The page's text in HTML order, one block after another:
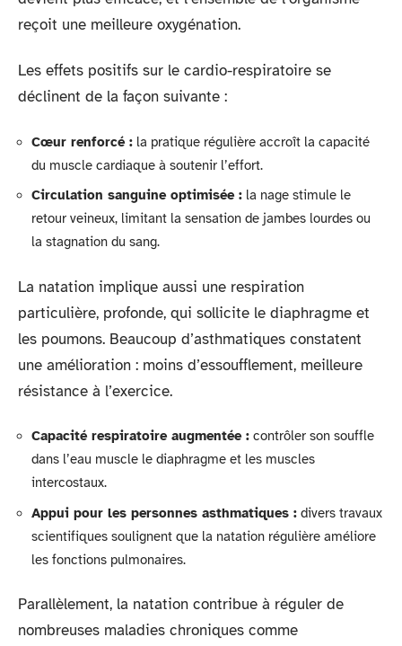
reçoit une meilleure oxygénation.
Les effets positifs sur le cardio-respiratoire se
déclinent de la façon suivante :
Cœur renforcé : la pratique régulière accroît la capacité
du muscle cardiaque à soutenir l’effort.
Circulation sanguine optimisée : la nage stimule le
retour veineux, limitant la sensation de jambes lourdes ou
la stagnation du sang.
La natation implique aussi une respiration
particulière, profonde, qui sollicite le diaphragme et
les poumons. Beaucoup d’asthmatiques constatent
une amélioration : moins d’essoufflement, meilleure
résistance à l’exercice.
Capacité respiratoire augmentée : contrôler son souffle
dans l’eau muscle le diaphragme et les muscles
intercostaux.
Appui pour les personnes asthmatiques : divers travaux
scientifiques soulignent que la natation régulière améliore
les fonctions pulmonaires.
Parallèlement, la natation contribue à réguler de
nombreuses maladies chroniques comme